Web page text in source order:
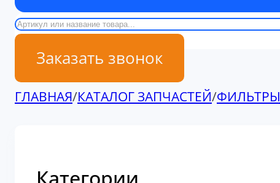
Поиск
Заказать звонок
ГЛАВНАЯ/КАТАЛОГ ЗАПЧАСТЕЙ/ФИЛЬТРЫ